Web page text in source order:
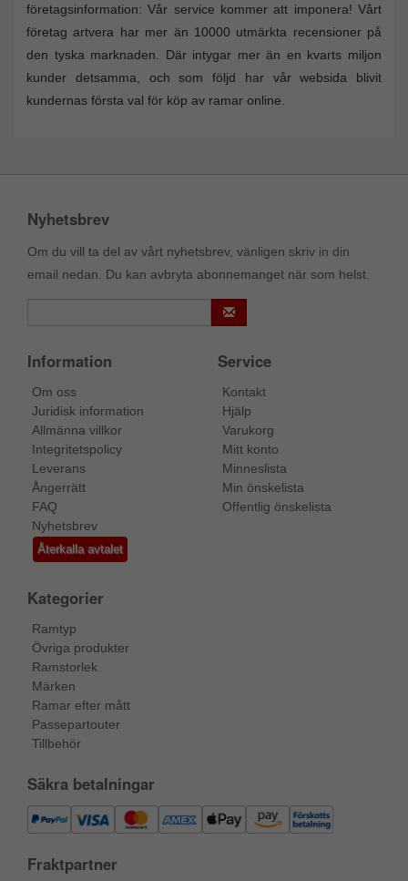
företagsinformation: Vår service kommer att imponera! Vårt
företag artvera har mer än 10000 utmärkta recensioner på
den tyska marknaden. Där intygar mer än en kvarts miljon
kunder detsamma, och som följd har vår websida blivit
kundernas första val för köp av ramar online.
Nyhetsbrev
Om du vill ta del av vårt nyhetsbrev, vänligen skriv in din
email nedan. Du kan avbryta abonnemanget när som helst.
Information
Om oss
Juridisk information
Allmänna villkor
Integritetspolicy
Leverans
Ångerrätt
FAQ
Nyhetsbrev
Återkalla avtalet
Service
Kontakt
Hjälp
Varukorg
Mitt konto
Minneslista
Min önskelista
Offentlig önskelista
Kategorier
Ramtyp
Övriga produkter
Ramstorlek
Märken
Ramar efter mått
Passepartouter
Tillbehör
Säkra betalningar
Fraktpartner